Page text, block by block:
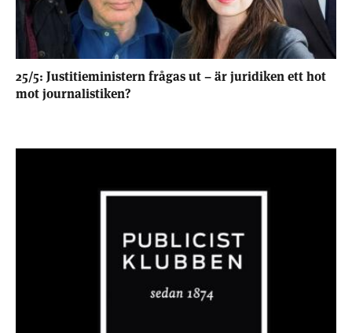
25/5: Justitieministern frågas ut – är juridiken ett hot
mot journalistiken?